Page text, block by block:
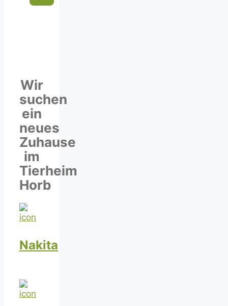
Wir
suchen
ein
neues
Zuhause
im
Tierheim
Horb
Nakita